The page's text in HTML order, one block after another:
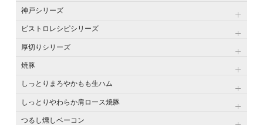
神戸シリーズ
ビストロレシピシリーズ
厚切りシリーズ
焼豚
しっとりまろやかもも生ハム
しっとりやわらか肩ロース焼豚
つるし燻しベーコン